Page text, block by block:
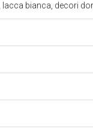
bianca, decori